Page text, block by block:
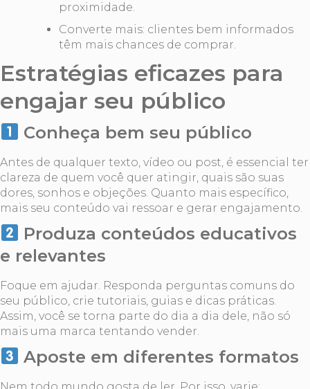
proximidade.
Converte mais: clientes bem informados
têm mais chances de comprar.
Estratégias eficazes para
engajar seu público
Conheça bem seu público
Antes de qualquer texto, vídeo ou post, é essencial ter
clareza de quem você quer atingir, quais são suas
dores, sonhos e objeções. Quanto mais específico,
mais seu conteúdo vai ressoar e gerar engajamento.
Produza conteúdos educativos
e relevantes
Foque em ajudar. Responda perguntas comuns do
seu público, crie tutoriais, guias e dicas práticas.
Assim, você se torna parte do dia a dia dele, não só
mais uma marca tentando vender.
Aposte em diferentes formatos